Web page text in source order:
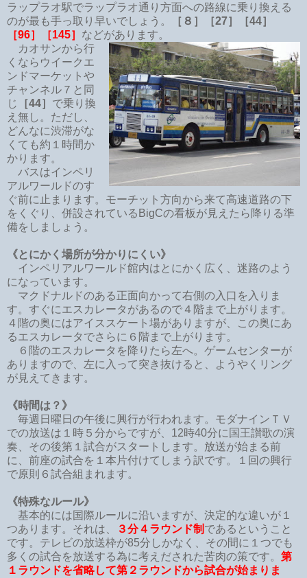
ラップラオ駅でラップラオ通り方面への路線に乗り換える
のが最も手っ取り早いでしょう。
［８］［27］［44］
［96］［145］ などがあります。
カオサンから行
くならウイークエ
ンドマーケットや
チャンネル７と同
じ
［44］ で乗り換
え無し。ただし、
どんなに渋滞がな
くても約１時間か
かります。
バスはインペリ
アルワールドのす
ぐ前に止まります。モーチット方向から来て高速道路の下
をくぐり、併設されているBigCの看板が見えたら降りる準
備をしましょう。
《とにかく場所が分かりにくい》
インペリアルワールド館内はとにかく広く、迷路のよう
になっています。
マクドナルドのある正面向かって右側の入口を入りま
す。すぐにエスカレータがあるので４階まで上がります。
４階の奥にはアイススケート場がありますが、この奥にあ
るエスカレータでさらに６階まで上がります。
６階のエスカレータを降りたら左へ。ゲームセンターが
ありますので、左に入って突き抜けると、ようやくリング
が見えてきます。
《時間は？》
毎週日曜日の午後に興行が行われます。モダナインＴＶ
での放送は１時５分からですが、12時40分に国王讃歌の演
奏、その後第１試合がスタートします。放送が始まる前
に、前座の試合を１本片付けてしまう訳です。１回の興行
で原則６試合組まれます。
《特殊なルール》
基本的には国際ルールに沿いますが、決定的な違いが１
つあります。それは、
３分４ラウンド制 であるということ
です。テレビの放送枠が85分しかなく、その間に１つでも
多くの試合を放送する為に考えだされた苦肉の策です。 第
１ラウンドを省略して第２ラウンドから試合が始まりま